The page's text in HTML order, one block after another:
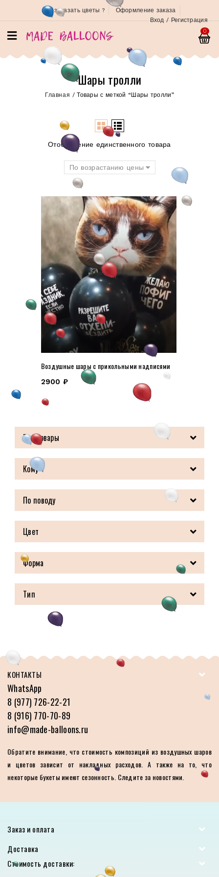
Как заказать цветы ?
Оформление заказа
Вход / Регистрация
0
Шары тролли
Главная /Товары с меткой “Шары тролли”
Отображение единственного товара
По возрастанию цены
Воздушные шары с прикольными надписями
2900 ₽
Все товары
Кому
По поводу
Цвет
Форма
Тип
КОНТАКТЫ
WhatsApp
8 (977) 726-22-21
8 (916) 770-70-89
info@made-balloons.ru
Обратите внимание, что стоимость композиций из воздушных шаров
и цветов зависит от накладных расходов. А также на то, что
некоторые букеты имеют сезонность. Следите за новостями.
Заказ и оплата
Доставка
Стоимость доставки: